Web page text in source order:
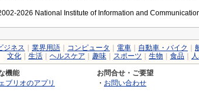
2026 National Institute of Information and
ジネス 業界用語 コンピュータ 電車 自動車・バイク
文化
生活 ヘルスケア 趣味 スポーツ 生物 食品
機能
ブリオのアプリ
お問合せ・ご要望
・ お問い合わせ